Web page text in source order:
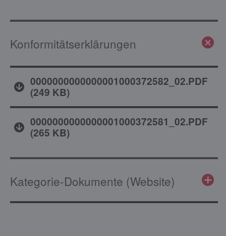
Konformitätserklärungen
0000000000000001000372582_02.PDF
(249 KB)
0000000000000001000372581_02.PDF
(265 KB)
Kategorie-Dokumente (Website)